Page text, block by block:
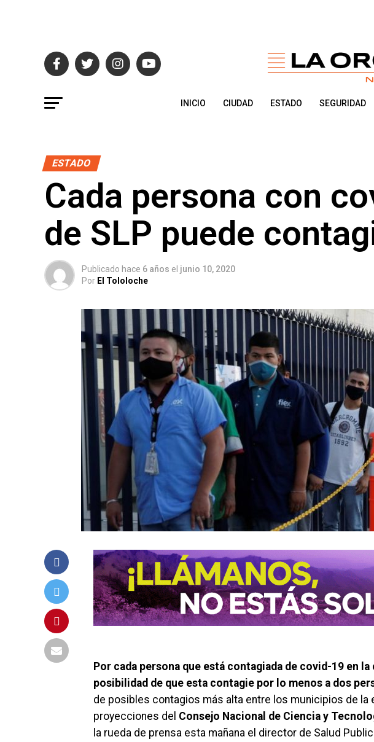
INICIO CIUDAD ESTADO SEGURIDAD
ESTADO
Cada persona con
de SLP puede
Publicado hace 6 años el junio 10, 2020
Por El Tololoche
Por cada persona que está contagiada de covid-19 en
posibilidad de que esta contagie por lo menos a dos
de posibles contagios más alta entre los municipios de la
proyecciones del Consejo Nacional de Ciencia y
la rueda de prensa esta mañana el director de Salud